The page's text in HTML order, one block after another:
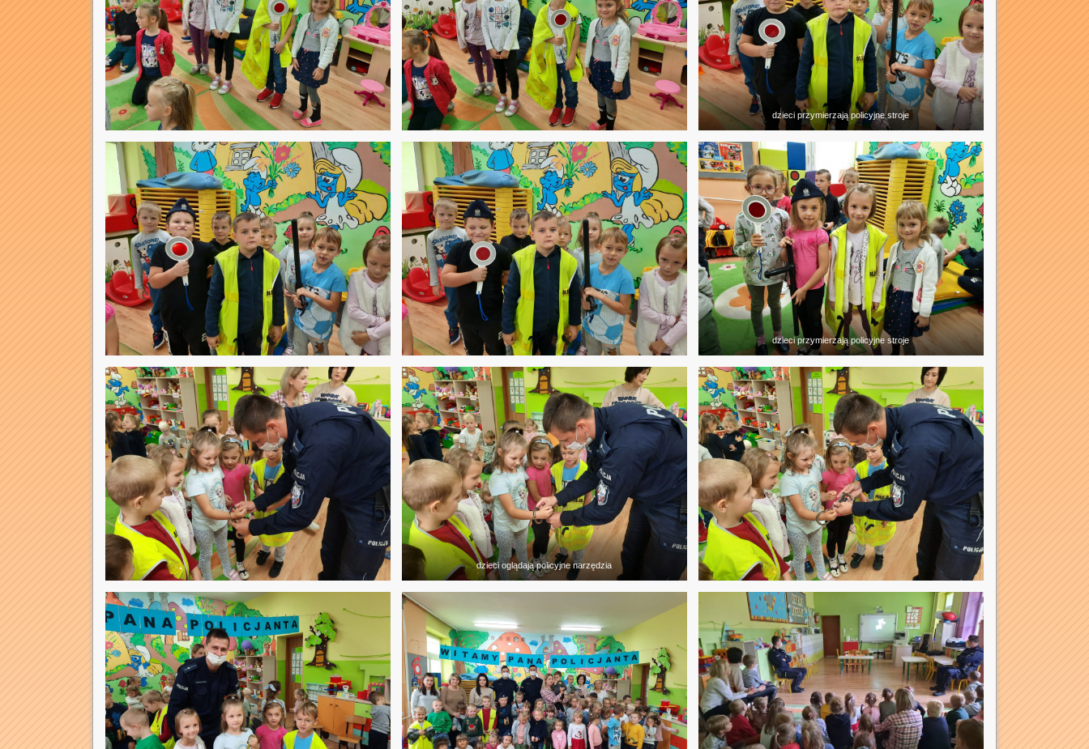
dzieci przymierzają policyjne stroje
dzieci przymierzają policyjne stroje
dzieci oglądają policyjne narzędzia